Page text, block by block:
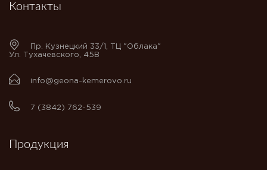
Контакты
Пр. Кузнецкий 33/1, ТЦ "Облака"
Ул. Тухачевского, 45В
info@geona-kemerovo.ru
7 (3842) 762-539
Продукция